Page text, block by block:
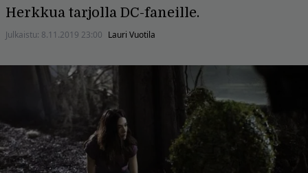
Herkkua tarjolla DC-faneille.
Julkaistu: 8.11.2019 23:00 Lauri Vuotila